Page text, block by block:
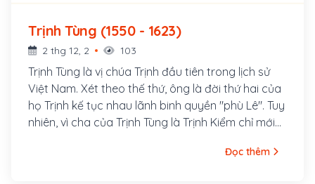
Trịnh Tùng (1550 - 1623)
2 thg 12, 2 103
Trịnh Tùng là vị chúa Trịnh đầu tiên trong lịch sử
Việt Nam. Xét theo thế thứ, ông là đời thứ hai của
họ Trịnh kế tục nhau lãnh binh quyền "phù Lê". Tuy
nhiên, vì cha của Trịnh Tùng là Trịnh Kiểm chỉ mới
Trịnh Kiểm là do đời sau đặt. Phải từ thời Trịnh
Đọc thêm